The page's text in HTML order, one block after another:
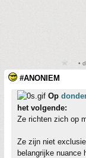
•
#ANONIEM
Op
het volgende:
Ze richten zich op
Ze zijn niet
belangrijke nuance